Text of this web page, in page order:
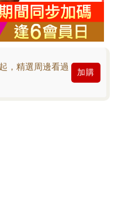
，精選周邊看過
加購